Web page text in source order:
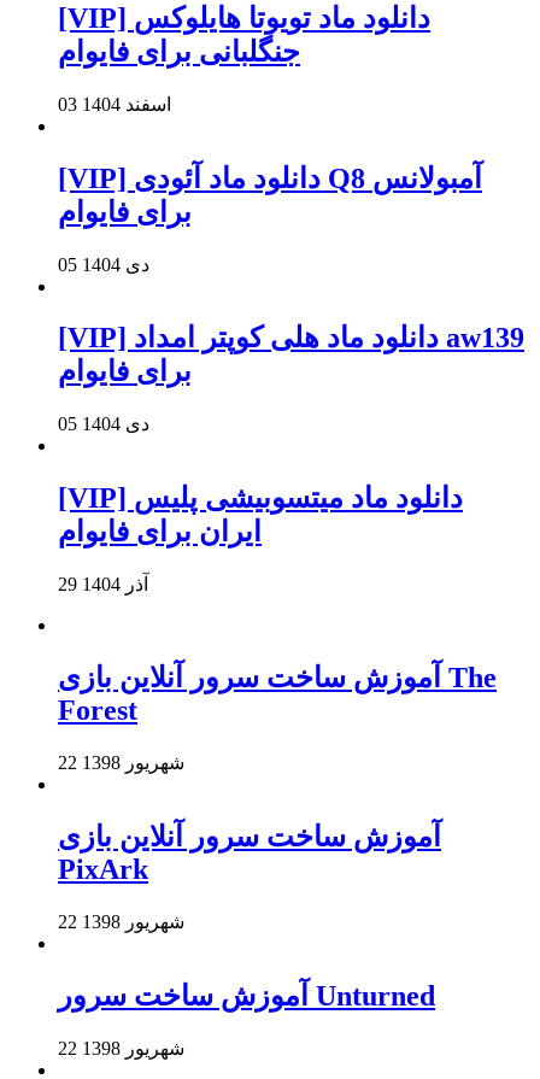
[VIP] دانلود ماد تویوتا هایلوکس
جنگلبانی برای فایوام
03 اسفند 1404
[VIP] دانلود ماد آئودی Q8 آمبولانس
برای فایوام
05 دی 1404
[VIP] دانلود ماد هلی کوپتر امداد aw139
برای فایوام
05 دی 1404
[VIP] دانلود ماد میتسوبیشی پلیس
ایران برای فایوام
29 آذر 1404
آموزش ساخت سرور آنلاین بازی The
Forest
22 شهریور 1398
آموزش ساخت سرور آنلاین بازی
PixArk
22 شهریور 1398
آموزش ساخت سرور Unturned
22 شهریور 1398